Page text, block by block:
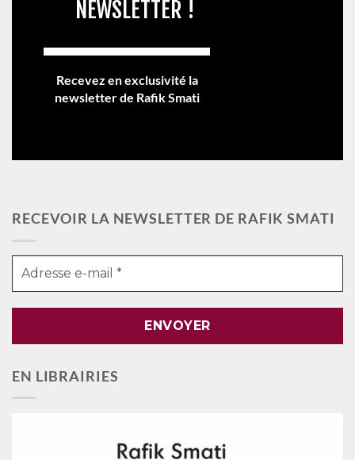
NEWSLETTER !
Recevez en exclusivité la
newsletter de Rafik Smati
RECEVOIR LA NEWSLETTER DE RAFIK SMATI
EN LIBRAIRIES